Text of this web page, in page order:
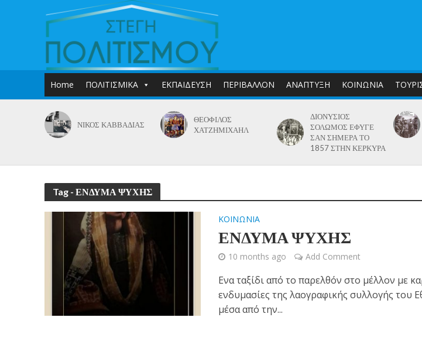
Home ΠΟΛΙΤΙΣΜΙΚΑ ΕΚΠΑΙΔΕΥΣΗ ΠΕΡΙΒΑΛΛΟΝ ΑΝΑΠΤΥΞΗ ΚΟΙΝΩΝΙΑ
ΝΙΚΟΣ ΚΑΒΒΑΔΙΑΣ
ΘΕΟΦΙΛΟΣ
ΧΑΤΖΗΜΙΧΑΗΛ
ΔΙΟΝΥΣΙΟΣ
ΣΟΛΩΜΟΣ ΕΦΥΓΕ
ΣΑΝ ΣΗΜΕΡΑ ΤΟ
1857 ΣΤΗΝ ΚΕΡΚΥΡΑ
Tag - ΕΝΔΥΜΑ ΨΥΧΗΣ
ΚΟΙΝΩΝΙΑ
ΕΝΔΥΜΑ ΨΥΧΗΣ
10 months ago Add Comment
Ενα ταξίδι από το παρελθόν στο μέλλον με
ενδυμασίες της λαογραφικής συλλογής του
μέσα από την...